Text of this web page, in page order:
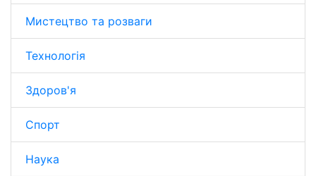
Мистецтво та розваги
Технологія
Здоров'я
Спорт
Наука